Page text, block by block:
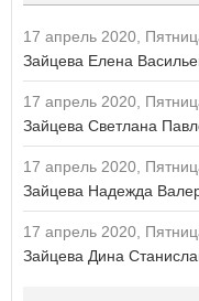
Московская
Мурманская
Н
Ненецкий
Нижегородская
Новгородская
Новосибирская
О
Омская область
Оренбургская
17 апрель 2020,
Зайцева Елена
17 апрель 2020,
Зайцева Светлана
17 апрель 2020,
Зайцева Надежда
17 апрель 2020,
Зайцева Дина